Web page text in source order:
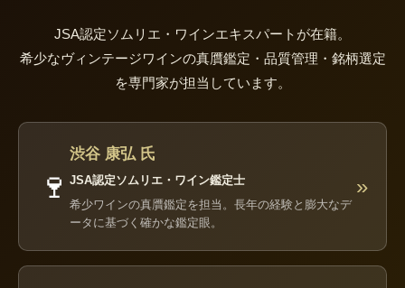
JSA認定ソムリエ・ワインエキスパートが在籍。
希少なヴィンテージワインの真贋鑑定・品質管理・銘柄選定
を専門家が担当しています。
🍷
渋谷 康弘 氏
JSA認定ソムリエ・ワイン鑑定士
希少ワインの真贋鑑定を担当。長年の経験と膨大なデ
ータに基づく確かな鑑定眼。
»